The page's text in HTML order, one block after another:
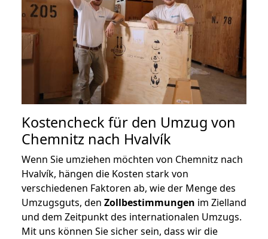
Kostencheck für den Umzug von
Chemnitz nach Hvalvík
Wenn Sie umziehen möchten von Chemnitz nach
Hvalvík, hängen die Kosten stark von
verschiedenen Faktoren ab, wie der Menge des
Umzugsguts, den Zollbestimmungen im Zielland
und dem Zeitpunkt des internationalen Umzugs.
Mit uns können Sie sicher sein, dass wir die